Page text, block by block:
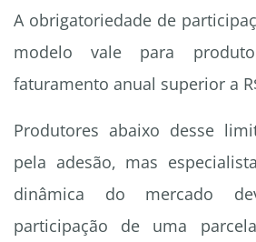
A obrigatoriedade de
modelo vale para
faturamento anual superior a
Produtores abaixo desse
pela adesão, mas
dinâmica do mercado
participação de uma